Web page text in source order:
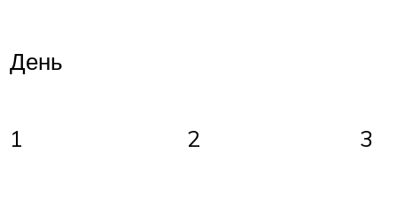
День
1 2 3